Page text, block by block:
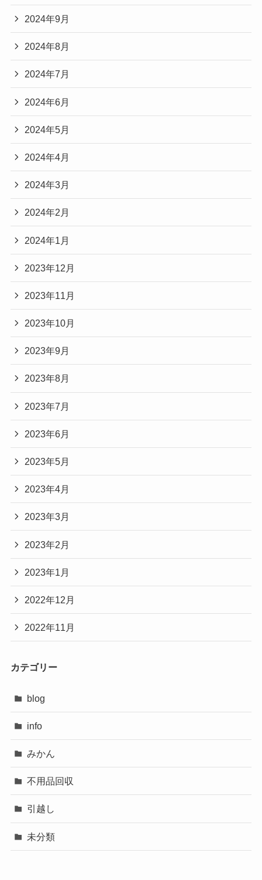
2024年9月
2024年8月
2024年7月
2024年6月
2024年5月
2024年4月
2024年3月
2024年2月
2024年1月
2023年12月
2023年11月
2023年10月
2023年9月
2023年8月
2023年7月
2023年6月
2023年5月
2023年4月
2023年3月
2023年2月
2023年1月
2022年12月
2022年11月
カテゴリー
blog
info
みかん
不用品回収
引越し
未分類